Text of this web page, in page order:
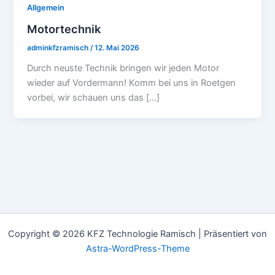
Allgemein
Motortechnik
adminkfzramisch /12. Mai 2026
Durch neuste Technik bringen wir jeden Motor
wieder auf Vordermann! Komm bei uns in Roetgen
vorbei, wir schauen uns das […]
Copyright © 2026 KFZ Technologie Ramisch | Präsentiert von
Astra-WordPress-Theme